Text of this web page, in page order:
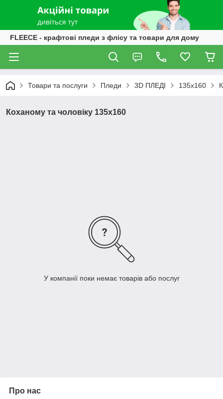
FLEECE - крафтові пледи з флісу та товари для дому
Товари та послуги Пледи 3D ПЛЕДІ 135х160
Коханому та чоловіку 135х160
У компанії поки немає товарів або послуг
Про нас